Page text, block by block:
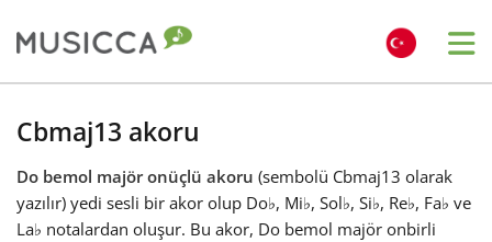
Български
Cbmaj13 akoru
Do bemol majör onüçlü akoru (sembolü Cbmaj13 olarak
yazılır) yedi sesli bir akor olup Do♭, Mi♭, Sol♭, Si♭, Re♭, Fa♭ ve
La♭ notalardan oluşur. Bu akor, Do bemol majör onbirli